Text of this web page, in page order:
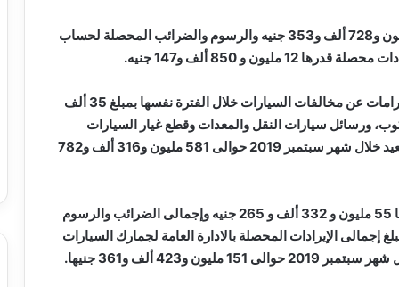
وبلغت الضرائب والرسوم الجمركية المحصلة عنها 3 مليون و728 ألف و353 جنيه والرسوم والضرائب المحصلة لحساب
وحصلت إدارة المتابعة دفاتر سيارات المنطقة الحرة الغرامات عن مخالفات السيارات خلال الفترة نفسها بمبلغ 35 ألف
ورسائل سيارات النقل والمعدات وقطع غيار السيارات
المفرج عنها من الإدارة العامة لجمارك السيارات ببورسعيد خلال شهر سبتمبر 2019 حوالى 581 مليون و316 ألف و782
ويبلغ إجمالى الضرائب والرسوم الجمركية المحصلة عنها 55 مليون و 332 ألف و 265 جنيه وإجمالى الضرائب والرسوم
أخرى 96 مليون و91 ألف و96 جنيها ويبلغ إجمالى الإيرادات المحصلة بالادارة العامة لجمارك السيارات
و423 ألف و361 جنيها.